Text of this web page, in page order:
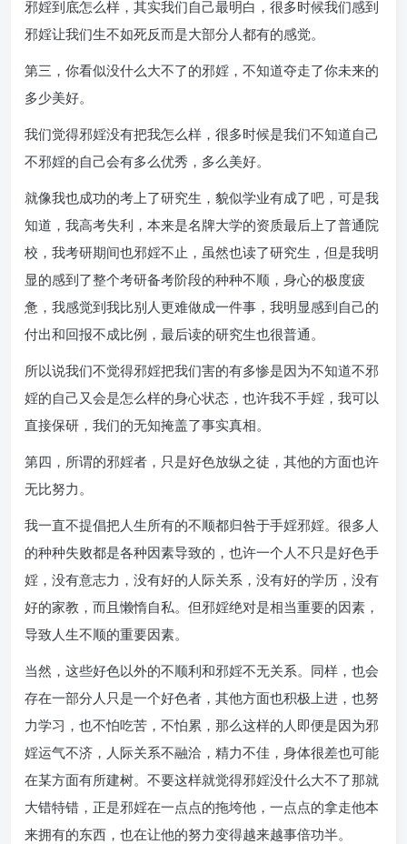
邪婬到底怎么样，其实我们自己最明白，很多时候我们感到
邪婬让我们生不如死反而是大部分人都有的感觉。
第三，你看似没什么大不了的邪婬，不知道夺走了你未来的
多少美好。
我们觉得邪婬没有把我怎么样，很多时候是我们不知道自己
不邪婬的自己会有多么优秀，多么美好。
就像我也成功的考上了研究生，貌似学业有成了吧，可是我
知道，我高考失利，本来是名牌大学的资质最后上了普通院
校，我考研期间也邪婬不止，虽然也读了研究生，但是我明
显的感到了整个考研备考阶段的种种不顺，身心的极度疲
惫，我感觉到我比别人更难做成一件事，我明显感到自己的
付出和回报不成比例，最后读的研究生也很普通。
所以说我们不觉得邪婬把我们害的有多惨是因为不知道不邪
婬的自己又会是怎么样的身心状态，也许我不手婬，我可以
直接保研，我们的无知掩盖了事实真相。
第四，所谓的邪婬者，只是好色放纵之徒，其他的方面也许
无比努力。
我一直不提倡把人生所有的不顺都归咎于手婬邪婬。很多人
的种种失败都是各种因素导致的，也许一个人不只是好色手
婬，没有意志力，没有好的人际关系，没有好的学历，没有
好的家教，而且懒惰自私。但邪婬绝对是相当重要的因素，
导致人生不顺的重要因素。
当然，这些好色以外的不顺利和邪婬不无关系。同样，也会
存在一部分人只是一个好色者，其他方面也积极上进，也努
力学习，也不怕吃苦，不怕累，那么这样的人即便是因为邪
婬运气不济，人际关系不融洽，精力不佳，身体很差也可能
在某方面有所建树。不要这样就觉得邪婬没什么大不了那就
大错特错，正是邪婬在一点点的拖垮他，一点点的拿走他本
来拥有的东西，也在让他的努力变得越来越事倍功半。